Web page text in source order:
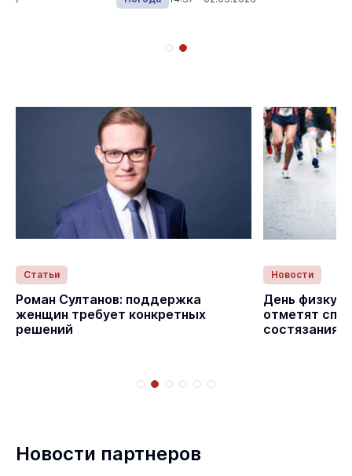
Статьи
Роман Султанов: поддержка
женщин требует конкретных
решений
Новости
День
отметят
Новости партнеров